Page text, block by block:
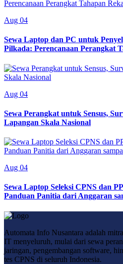
Aug 04
Sewa Laptop dan PC untuk
Pilkada: Perencanaan Perangkat
Aug 04
Sewa Perangkat untuk Sensus,
Lapangan Skala Nasional
Aug 04
Sewa Laptop Seleksi CPNS dan
Panduan Panitia dari Anggaran
Automata Info Nusantara adalah
IT menyeluruh, mulai dari sewa
jaringan, pengembangan software,
tes CPNS di seluruh Indonesia.